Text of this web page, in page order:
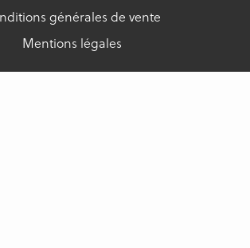
générales de vente
Mentions légales